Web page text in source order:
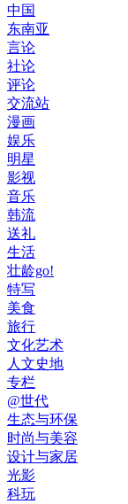
中国
东南亚
言论
社论
评论
交流站
漫画
娱乐
明星
影视
音乐
韩流
送礼
生活
壮龄go!
特写
美食
旅行
文化艺术
人文史地
专栏
@世代
生态与环保
时尚与美容
设计与家居
光影
科玩